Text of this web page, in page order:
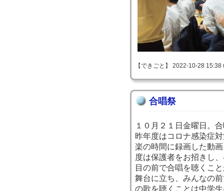
【できごと】 2022-10-28
合唱祭
１０月２１日金曜日。
昨年度はコロナ感染症
楽の時間に録画した動
度は保護者をお招きし
目の前で合唱を聴くこ
舞台に立ち、みんなの
の歌を聴くことは中学